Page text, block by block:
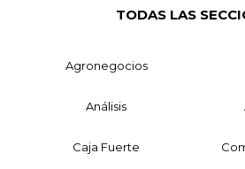
TODAS LAS
Agronegocios
Análisis
Caja Fuerte